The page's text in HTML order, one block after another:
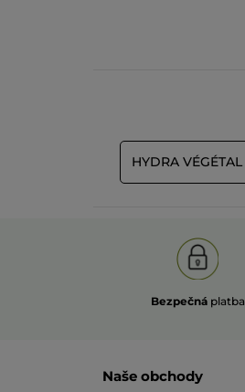
HYDRA VÉGÉTAL
Bezpečná platba
Naše obchody